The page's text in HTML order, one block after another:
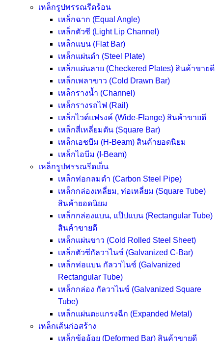
เหล็กรูปพรรณรีดร้อน
เหล็กฉาก (Equal Angle)
เหล็กตัวซี (Light Lip Channel)
เหล็กแบน (Flat Bar)
เหล็กแผ่นดำ (Steel Plate)
เหล็กแผ่นลาย (Checkered Plates) สินค้าขายดี
เหล็กเพลาขาว (Cold Drawn Bar)
เหล็กรางน้ำ (Channel)
เหล็กรางรถไฟ (Rail)
เหล็กไวด์แฟรงค์ (Wide-Flange) สินค้าขายดี
เหล็กสี่เหลี่ยมตัน (Square Bar)
เหล็กเอชบีม (H-Beam) สินค้ายอดนิยม
เหล็กไอบีม (I-Beam)
เหล็กรูปพรรณรีดเย็น
เหล็กท่อกลมดำ (Carbon Steel Pipe)
เหล็กกล่องเหลี่ยม, ท่อเหลี่ยม (Square Tube)
สินค้ายอดนิยม
เหล็กกล่องแบน, แป๊ปแบน (Rectangular Tube)
สินค้าขายดี
เหล็กแผ่นขาว (Cold Rolled Steel Sheet)
เหล็กตัวซีกัลวาไนซ์ (Galvanized C-Bar)
เหล็กท่อแบน กัลวาไนซ์ (Galvanized
Rectangular Tube)
เหล็กกล่อง กัลวาไนซ์ (Galvanized Square
Tube)
เหล็กแผ่นตะแกรงฉีก (Expanded Metal)
เหล็กเส้นก่อสร้าง
เหล็กข้ออ้อย (Deformed Bar) สินค้าขายดี